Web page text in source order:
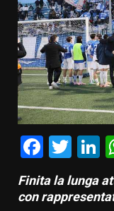
Finita la lunga
con